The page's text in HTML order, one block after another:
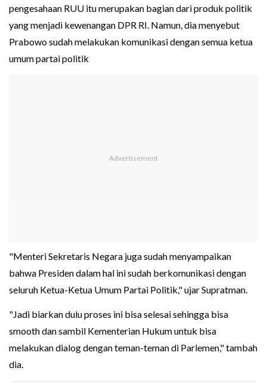
pengesahaan RUU itu merupakan bagian dari produk politik
yang menjadi kewenangan DPR RI. Namun, dia menyebut
Prabowo sudah melakukan komunikasi dengan semua ketua
umum partai politik
"Menteri Sekretaris Negara juga sudah menyampaikan
bahwa Presiden dalam hal ini sudah berkomunikasi dengan
seluruh Ketua-Ketua Umum Partai Politik," ujar Supratman.
"Jadi biarkan dulu proses ini bisa selesai sehingga bisa
smooth dan sambil Kementerian Hukum untuk bisa
melakukan dialog dengan teman-teman di Parlemen," tambah
dia.